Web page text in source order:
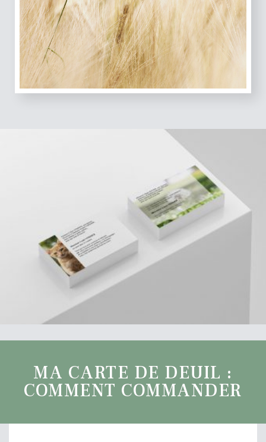
MA CARTE DE DEUIL :
COMMENT COMMANDER